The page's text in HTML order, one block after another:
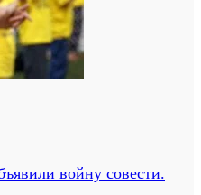
войну совести.